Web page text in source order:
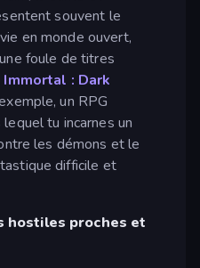
souvent le
en monde ouvert,
foule de titres
Immortal : Dark
un RPG
tu incarnes un
les démons et le
difficile et
hostiles proches et